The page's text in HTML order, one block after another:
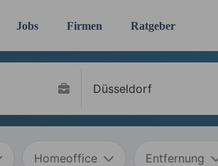
Jobs Firmen Ratgeber
Homeoffice Entfernung